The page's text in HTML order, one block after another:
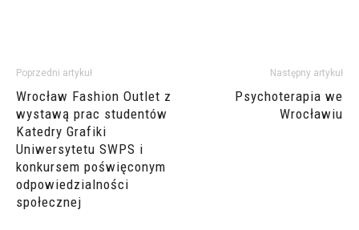
Poprzedni artykuł
Wrocław Fashion Outlet z
wystawą prac studentów
Katedry Grafiki
Uniwersytetu SWPS i
konkursem poświęconym
odpowiedzialności
społecznej
Następny artykuł
Psychoterapia we
Wrocławiu